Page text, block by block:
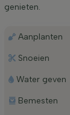
genieten.
Aanplanten
Snoeien
Water geven
Bemesten